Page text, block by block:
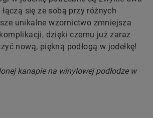
się ze sobą przy różnych
unikalne wzornictwo zmniejsza
dzięki czemu już zaraz
nową, piękną podłogą w jodełkę!